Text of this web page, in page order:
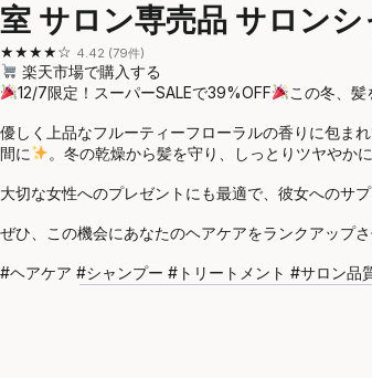
室 サロン専売品 サロン
★★★★☆ 4.42 (79件)
楽天市場で購入する
12/7限定！スーパーSALEで39%OFF
この冬、
優しく上品なフルーティーフローラルの香りに包ま
間に
。冬の乾燥から髪を守り、しっとりツヤやかに
大切な女性へのプレゼントにも最適で、彼女へのサ
ぜひ、この機会にあなたのヘアケアをランクアップ
#ヘアケア #シャンプー #トリートメント #サロン